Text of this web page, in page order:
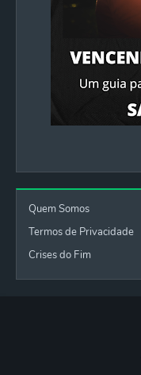
Quem Somos
Termos de Privacidade
Crises do Fim